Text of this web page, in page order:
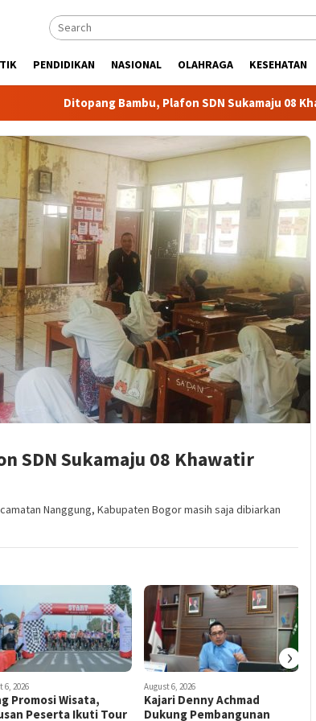
PENDIDIKAN NASIONAL OLAHRAGA KESEHATAN
Bambu, Plafon SDN Sukamaju 08 Khawatir Ambruk
SDN Sukamaju 08 Khawatir
Nanggung, Kabupaten Bogor masih saja dibiarkan
6, 2026
Promosi Wisata,
Peserta Ikuti Tour
August 6, 2026
Kajari Denny Achmad
Dukung Pembangunan
›